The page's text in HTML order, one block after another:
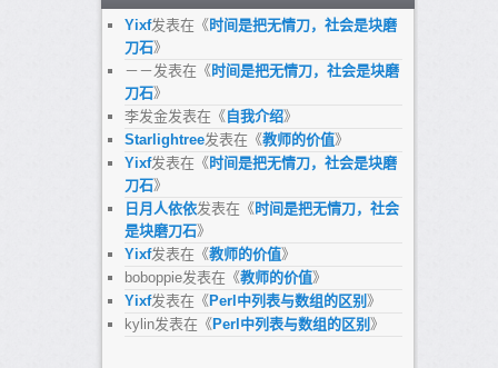
Yixf发表在《 时间是把无情刀，社会是块磨
刀石》
－－发表在《 时间是把无情刀，社会是块磨
刀石》
李发金发表在《 自我介绍》
Starlightree发表在《教师的价值》
Yixf发表在《 时间是把无情刀，社会是块磨
刀石》
日月人依依发表在《 时间是把无情刀，社会
是块磨刀石》
Yixf发表在《教师的价值》
boboppie发表在《教师的价值》
Yixf发表在《 Perl中列表与数组的区别 》
kylin发表在《 Perl中列表与数组的区别 》